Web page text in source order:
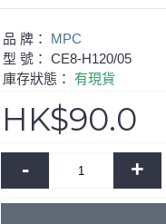
品 牌： MPC
型 號： CE8-H120/05
庫存狀態： 有現貨
HK$90.0
- +